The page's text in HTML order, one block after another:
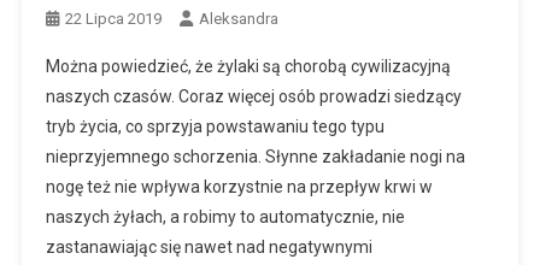
22 Lipca 2019 Aleksandra
Można powiedzieć, że żylaki są chorobą cywilizacyjną
naszych czasów. Coraz więcej osób prowadzi siedzący
tryb życia, co sprzyja powstawaniu tego typu
nieprzyjemnego schorzenia. Słynne zakładanie nogi na
nogę też nie wpływa korzystnie na przepływ krwi w
naszych żyłach, a robimy to automatycznie, nie
zastanawiając się nawet nad negatywnymi